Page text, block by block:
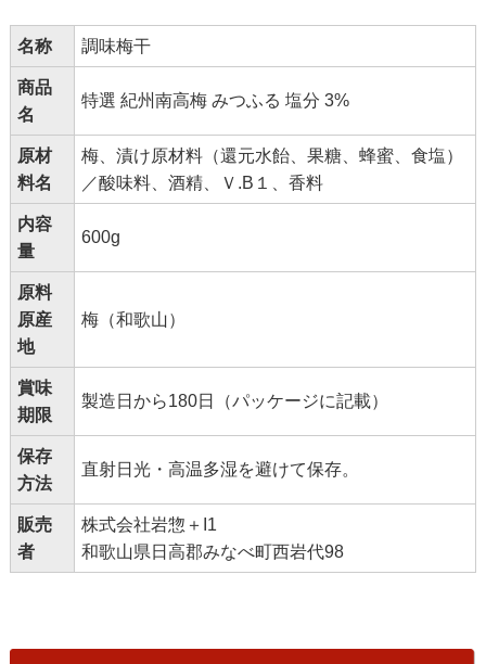
名称 調味梅干
商品
名
特選 紀州南高梅 みつふる 塩分 3%
原材
料名
梅、漬け原材料（還元水飴、果糖、蜂蜜、食塩）
／酸味料、酒精、Ｖ.B１、香料
内容
量
600g
原料
原産
地
梅（和歌山）
賞味
期限
製造日から180日（パッケージに記載）
保存
方法
直射日光・高温多湿を避けて保存。
販売
者
株式会社岩惣＋I1
和歌山県日高郡みなべ町西岩代98